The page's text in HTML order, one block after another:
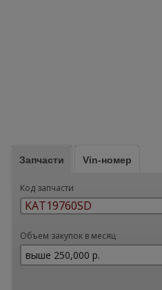
Запчасти Vin-номер
Код запчасти
Объем закупок в месяц